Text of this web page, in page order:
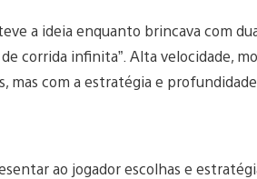
a ideia enquanto brincava com
corrida infinita”. Alta velocidade,
com a estratégia e
ao jogador escolhas e